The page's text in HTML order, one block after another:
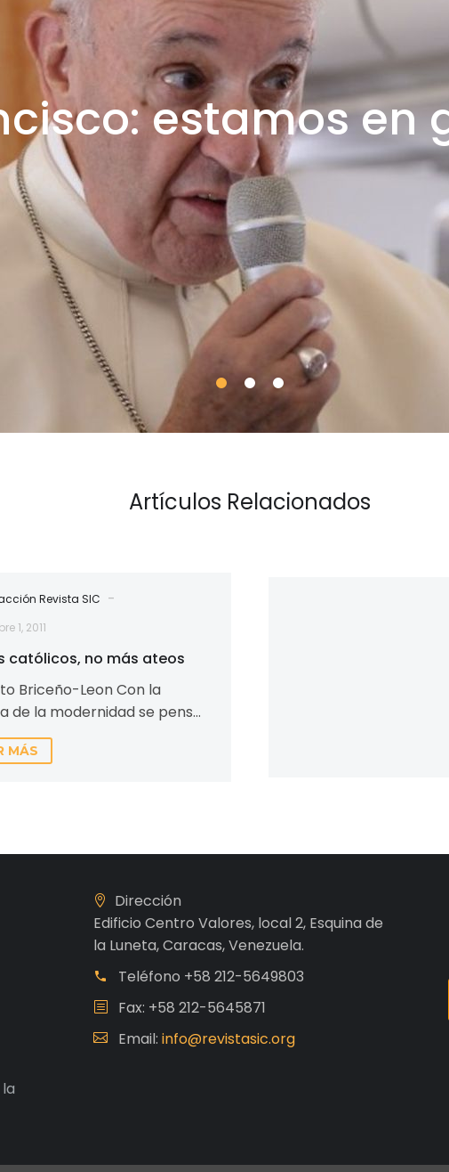
estamos en
Artículos Relacionados
Revista SIC -
1, 2011
católicos, no más ateos
Briceño-Leon Con la
de la modernidad se pensó
religiones iban a
Se afirmaba que
MÁS
Dirección
Edificio Centro Valores, local 2, Esquina de
la Luneta, Caracas, Venezuela.
Teléfono +58 212-5649803
Fax: +58 212-5645871
Email: info@revistasic.org